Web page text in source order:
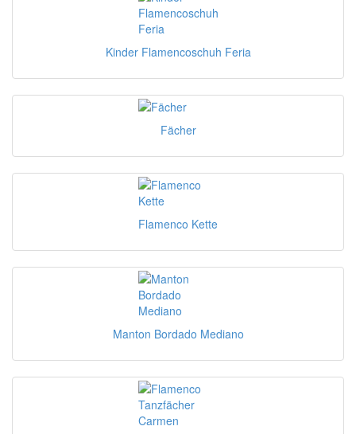
Kinder Flamencoschuh Feria
Fächer
Flamenco Kette
Manton Bordado Mediano